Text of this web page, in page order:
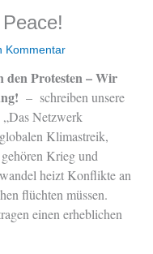
Kommentar
den Protesten – Wir
– schreiben unsere
„Das Netzwerk
Klimastreik,
Krieg und
heizt Konflikte an
flüchten müssen.
einen erheblichen